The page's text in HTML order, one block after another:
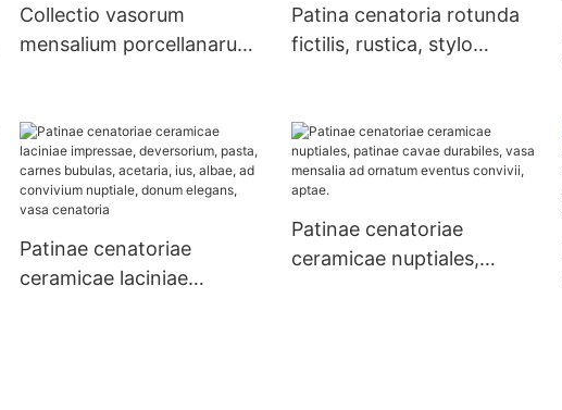
coquinaria ad lavandum
vasa
minimalista, oecologica, ad
eventus domesticos,
Collectio vasorum
mensalium porcellanarum
durabilis gradus
commercialis, discus,
crater, poculum.
Patina cenatoria rotunda
fictilis, rustica, stylo
iterum adhibenda, gradu
commerciali.
Patinae cenatoriae
ceramicae laciniae
Patinae cenatoriae
ceramicae nuptiales,